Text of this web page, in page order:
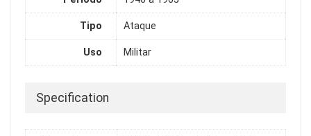
Tipo Ataque
Uso Militar
Specification